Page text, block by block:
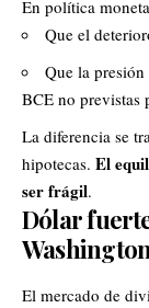
En política
Que el
Que la
BCE no previstas
La diferencia se
hipotecas. El
ser frágil.
Dólar
Washington
El mercado de